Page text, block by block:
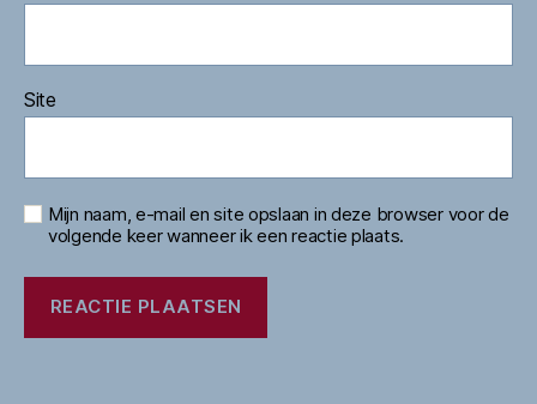
Site
Mijn naam, e-mail en site opslaan in deze browser voor de
volgende keer wanneer ik een reactie plaats.